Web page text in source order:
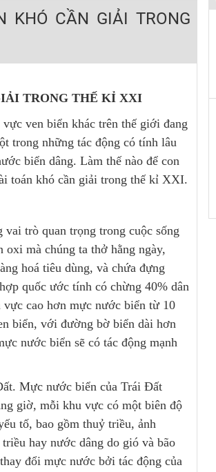
18/07/2025)
KHÓ CẦN GIẢI TRONG
TRONG THẾ KỈ XXI
ven biển khác trên thế giới đang
trong những tác động có tính lâu
biển dâng. Làm thế nào để con
toán khó cần giải trong thế kỉ XXI.
trò quan trọng trong cuộc sống
mà chúng ta thở hằng ngày,
hoá tiêu dùng, và chứa đựng
quốc ước tính có chừng 40% dân
cao hơn mực nước biển từ 10
biển, với đường bờ biển dài hơn
nước biển sẽ có tác động mạnh
Mực nước biển của Trái Đất
giờ, mỗi khu vực có một biên độ
tố, bao gồm thuỷ triều, ảnh
hay nước dâng do gió và bão
đổi mực nước bởi tác động của